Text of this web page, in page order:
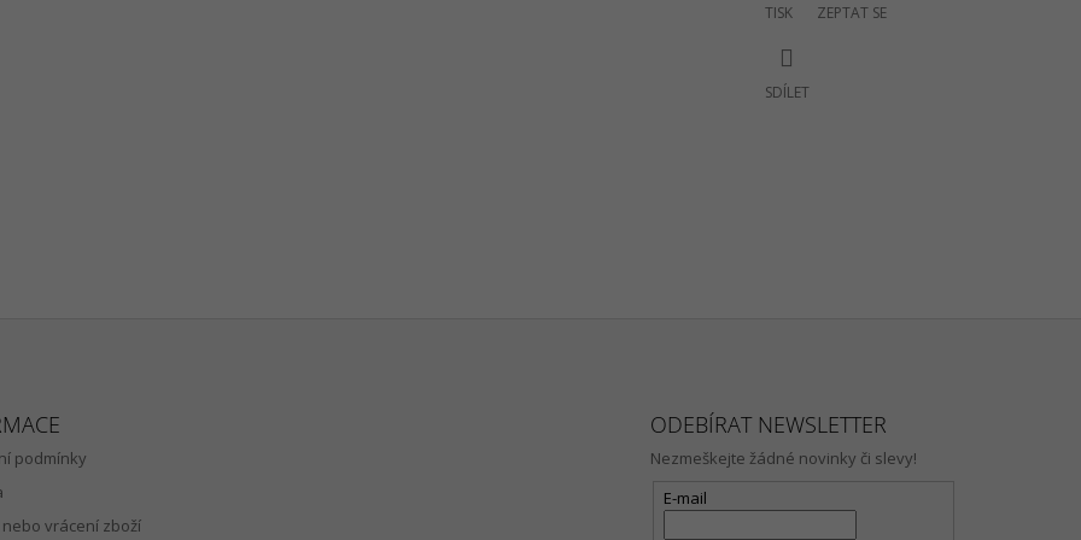
TISK ZEPTAT SE
SDÍLET
podmínky
vrácení zboží
ODEBÍRAT NEWSLETTER
Nezmeškejte žádné novinky či slevy!
E-mail